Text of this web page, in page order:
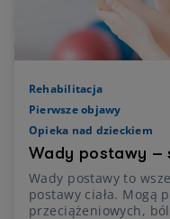
Rehabilitacja
Pierwsze objawy
Opieka nad dzieckiem
Wady postawy –
Wady postawy to
postawy ciała. Mogą
przeciążeniowych,